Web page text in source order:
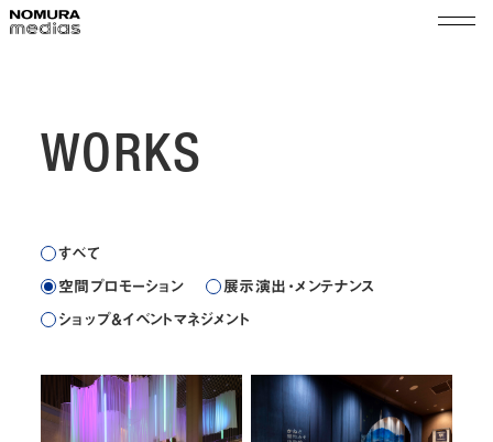
ノムラメディアスとは
展示演出・メンテナンス
ショップ＆イベントマネジメント
代表メッセージ
会社概要
沿革
拠点
サステナビリティ
採用
WORKS
すべて
空間プロモーション 展示演出・メンテナンス
ショップ＆イベントマネジメント